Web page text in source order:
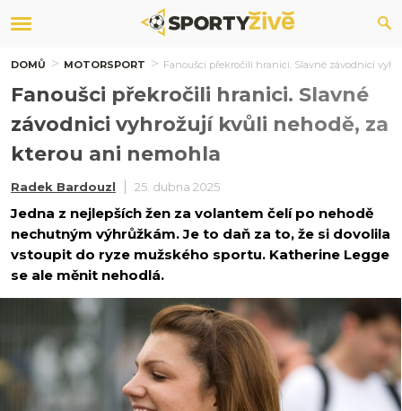
DOMŮ MOTORSPORT Fanoušci překročili hranici. Slavné závodnici
Fanoušci překročili hranici. Slavné
závodnici vyhrožují kvůli nehodě, za
kterou ani nemohla
Radek Bardouzl 25. dubna 2025
Jedna z nejlepších žen za volantem čelí po nehodě
nechutným výhrůžkám. Je to daň za to, že si dovolila
vstoupit do ryze mužského sportu. Katherine Legge
se ale měnit nehodlá.